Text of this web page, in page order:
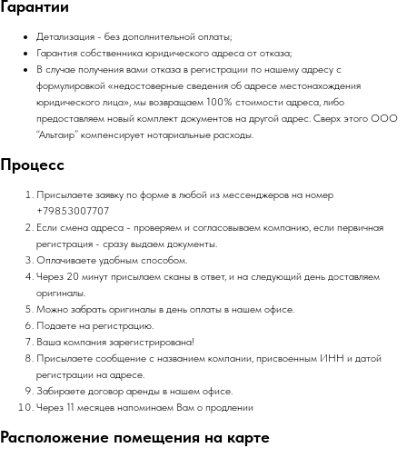
Гарантии
Детализация - без дополнительной оплаты;
Гарантия собственника юридического адреса от отказа;
В случае получения вами отказа в регистрации по нашему адресу с
формулировкой «недостоверные сведения об адресе местонахождения
юридического лица», мы возвращаем 100% стоимости адреса, либо
предоставляем новый комплект документов на другой адрес. Сверх этого ООО
“Альтаир” компенсирует нотариальные расходы.
Процесс
Присылаете заявку по форме в любой из мессенджеров на номер
+79853007707
Если смена адреса - проверяем и согласовываем компанию, если первичная
регистрация - сразу выдаем документы.
Оплачиваете удобным способом.
Через 20 минут присылаем сканы в ответ, и на следующий день доставляем
оригиналы.
Можно забрать оригиналы в день оплаты в нашем офисе.
Подаете на регистрацию.
Ваша компания зарегистрирована!
Присылаете сообщение с названием компании, присвоенным ИНН и датой
регистрации на адресе.
Забираете договор аренды в нашем офисе.
Через 11 месяцев напоминаем Вам о продлении
Расположение помещения на карте